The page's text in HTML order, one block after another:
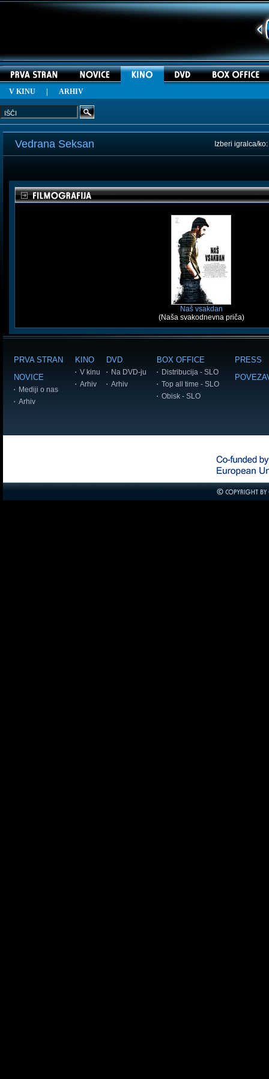
V KINU ARHIV
Vedrana Seksan Izberi igralca/ko:
Naš vsakdan
(Naša svakodnevna priča)
PRVA STRAN
NOVICE
Mediji o nas
Arhiv
KINO
V kinu
Arhiv
DVD
Na DVD-ju
Arhiv
BOX OFFICE
Distribucija - SLO
Top all time - SLO
Obisk - SLO
PRESS